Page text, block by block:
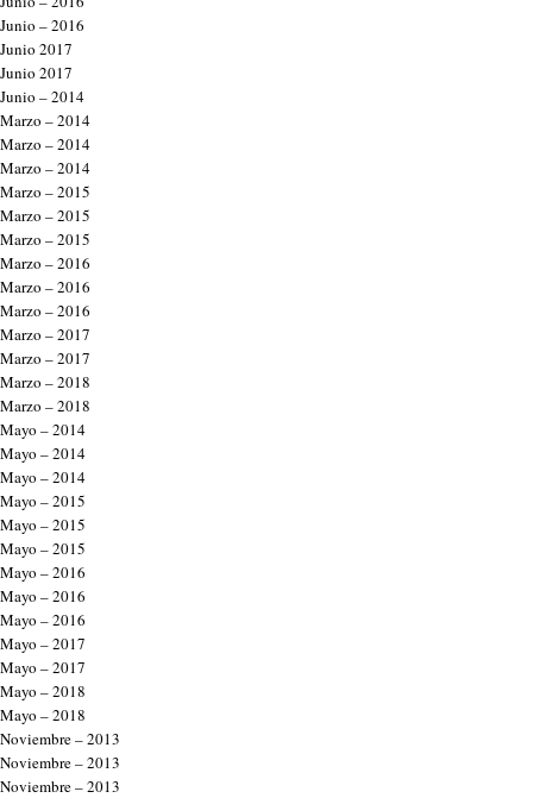
Junio – 2016
Junio 2017
Junio 2017
Junio – 2014
Marzo – 2014
Marzo – 2014
Marzo – 2014
Marzo – 2015
Marzo – 2015
Marzo – 2015
Marzo – 2016
Marzo – 2016
Marzo – 2016
Marzo – 2017
Marzo – 2017
Marzo – 2018
Marzo – 2018
Mayo – 2014
Mayo – 2014
Mayo – 2014
Mayo – 2015
Mayo – 2015
Mayo – 2015
Mayo – 2016
Mayo – 2016
Mayo – 2016
Mayo – 2017
Mayo – 2017
Mayo – 2018
Mayo – 2018
Noviembre – 2013
Noviembre – 2013
Noviembre – 2013